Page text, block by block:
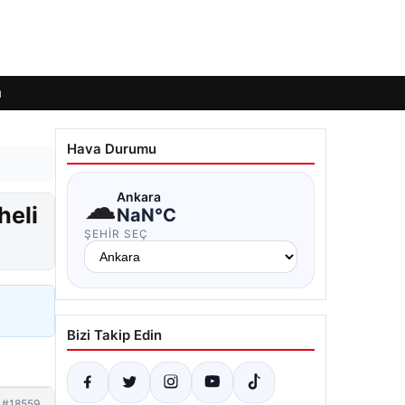
Hava Durumu
☁Ankara
NaN°C
ŞEHIR SEÇ
Bizi Takip Edin